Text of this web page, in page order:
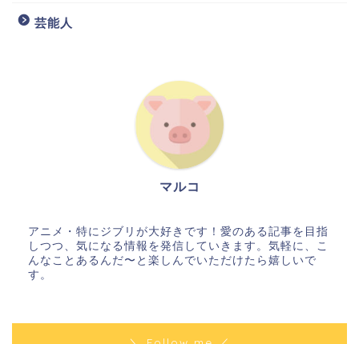
芸能人
マルコ
アニメ・特にジブリが大好きです！愛のある記事を目指
しつつ、気になる情報を発信していきます。気軽に、こ
んなことあるんだ〜と楽しんでいただけたら嬉しいで
す。